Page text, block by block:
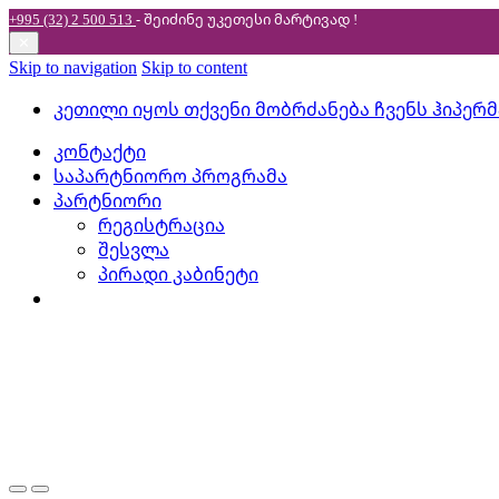
+995 (32) 2 500 513 - შეიძინე უკეთესიმარტივად !
Skip to navigation Skip to content
კეთილი იყოს თქვენი მობრძანება ჩვენს
კონტაქტი
საპარტნიორო პროგრამა
პარტნიორი
რეგისტრაცია
შესვლა
პირადი კაბინეტი